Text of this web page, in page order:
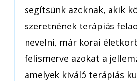
segítsünk azoknak, akik
szeretnének terápiás
nevelni, már korai
felismerve azokat a
amelyek kiváló terápiás